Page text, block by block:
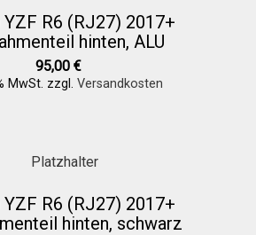
YZF R6 (RJ27) 2017+
hinten, ALU
95,00 €
MwSt. zzgl. Versandkosten
YZF R6 (RJ27) 2017+
hinten, schwarz